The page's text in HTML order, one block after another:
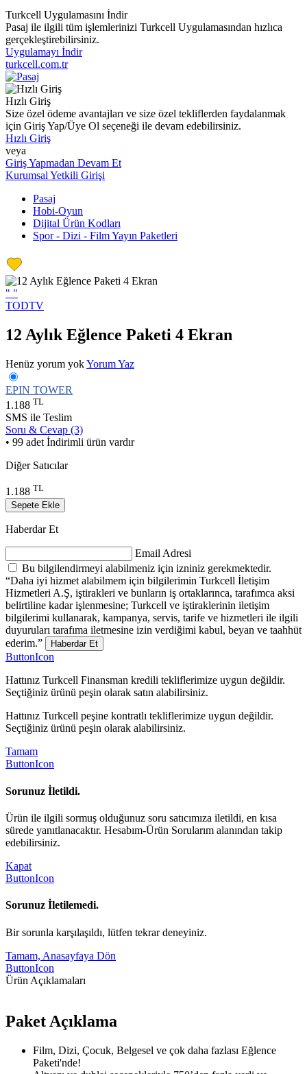
Turkcell Uygulamasını İndir
Pasaj ile ilgili tüm işlemlerinizi Turkcell Uygulamasından hızlıca
gerçekleştirebilirsiniz.
Uygulamayı İndir
turkcell.com.tr
Hızlı Giriş
Size özel ödeme avantajları ve size özel tekliflerden faydalanmak
için Giriş Yap/Üye Ol seçeneği ile devam edebilirsiniz.
Hızlı Giriş
veya
Giriş Yapmadan Devam Et
Kurumsal Yetkili Girişi
Pasaj
Hobi-Oyun
Dijital Ürün Kodları
Spor - Dizi - Film Yayın Paketleri
" "
TODTV
12 Aylık Eğlence Paketi 4 Ekran
Henüz yorum yokYorum Yaz
EPIN TOWER
1.188 TL
SMS ile Teslim
Soru & Cevap (3)
• 99 adet İndirimli ürün vardır
Diğer Satıcılar
1.188 TL
Sepete Ekle
Haberdar Et
Email Adresi
Bu bilgilendirmeyi alabilmeniz için izniniz gerekmektedir.
“Daha iyi hizmet alabilmem için bilgilerimin Turkcell İletişim
Hizmetleri A.Ş, iştirakleri ve bunların iş ortaklarınca, tarafımca aksi
belirtiline kadar işlenmesine; Turkcell ve iştiraklerinin iletişim
bilgilerimi kullanarak, kampanya, servis, tarife ve hizmetleri ile ilgili
duyuruları tarafıma iletmesine izin verdiğimi kabul, beyan ve taahhüt
ederim.”
Haberdar Et
ButtonIcon
Hattınız Turkcell Finansman kredili tekliflerimize uygun değildir.
Seçtiğiniz ürünü peşin olarak satın alabilirsiniz.
Hattınız Turkcell peşine kontratlı tekliflerimize uygun değildir.
Seçtiğiniz ürünü peşin olarak alabilirsiniz.
Tamam
ButtonIcon
Sorunuz İletildi.
Ürün ile ilgili sormuş olduğunuz soru satıcımıza iletildi, en kısa
sürede yanıtlanacaktır. Hesabım-Ürün Sorularım alanından takip
edebilirsiniz.
Kapat
ButtonIcon
Sorunuz İletilemedi.
Bir sorunla karşılaşıldı, lütfen tekrar deneyiniz.
Tamam, Anasayfaya Dön
ButtonIcon
Ürün Açıklamaları
Paket Açıklama
Film, Dizi, Çocuk, Belgesel ve çok daha fazlası Eğlence
Paketi'nde!